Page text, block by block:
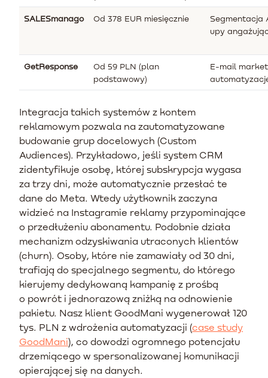
SALESmanago Od 378 EUR miesięcznie
Segmentacja
upy
GetResponse
Od 59 PLN (plan
podstawowy)
E-mail
Integracja takich systemów z kontem
reklamowym pozwala na zautomatyzowane
budowanie grup docelowych (Custom
Audiences). Przykładowo, jeśli system CRM
zidentyfikuje osobę, której subskrypcja wygasa
za trzy dni, może automatycznie przesłać te
dane do Meta. Wtedy użytkownik zaczyna
widzieć na Instagramie reklamy przypominające
o przedłużeniu abonamentu. Podobnie działa
mechanizm odzyskiwania utraconych klientów
(churn). Osoby, które nie zamawiały od 30 dni,
trafiają do specjalnego segmentu, do którego
kierujemy dedykowaną kampanię z prośbą
o powrót i jednorazową zniżką na odnowienie
pakietu. Nasz klient GoodMani wygenerował 120
tys. PLN z wdrożenia automatyzacji (case study
GoodMani), co dowodzi ogromnego potencjału
drzemiącego w spersonalizowanej komunikacji
opierającej się na danych.